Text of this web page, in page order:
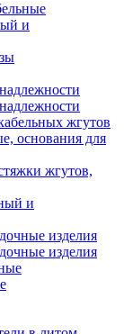
и
жгутов
основания для
жгутов,
и
изделия
изделия